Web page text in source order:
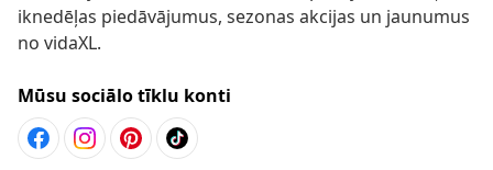
iknedēļas piedāvājumus, sezonas akcijas un jaunumus
no vidaXL.
Mūsu sociālo tīklu konti